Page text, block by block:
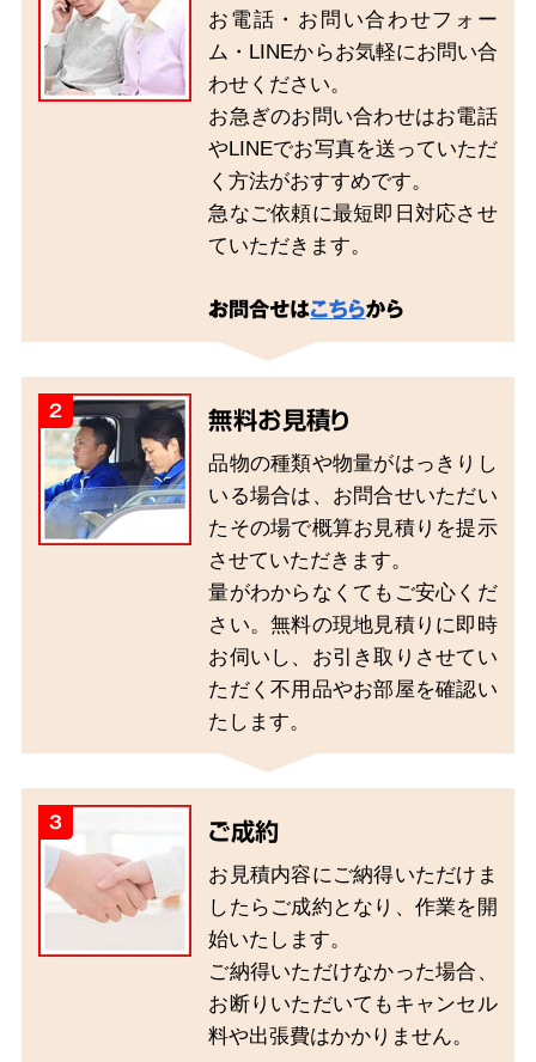
お電話・お問い合わせフォー
ム・LINEからお気軽にお問い合
わせください。
お急ぎのお問い合わせはお電話
やLINEでお写真を送っていただ
く方法がおすすめです。
急なご依頼に最短即日対応させ
ていただきます。
お問合せはこちらから
2 無料お見積り
品物の種類や物量がはっきりし
いる場合は、お問合せいただい
たその場で概算お見積りを提示
させていただきます。
量がわからなくてもご安心くだ
さい。無料の現地見積りに即時
お伺いし、お引き取りさせてい
ただく不用品やお部屋を確認い
たします。
3 ご成約
お見積内容にご納得いただけま
したらご成約となり、作業を開
始いたします。
ご納得いただけなかった場合、
お断りいただいてもキャンセル
料や出張費はかかりません。